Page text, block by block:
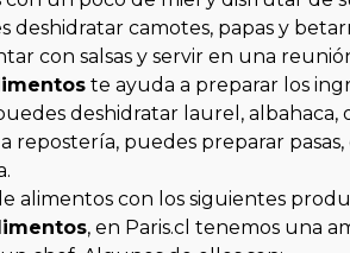
deshidratar camotes, papas y
con salsas y servir en una
te ayuda a preparar los
deshidratar laurel,
repostería, puedes preparar
alimentos con los siguientes
, en Paris.cl tenemos una